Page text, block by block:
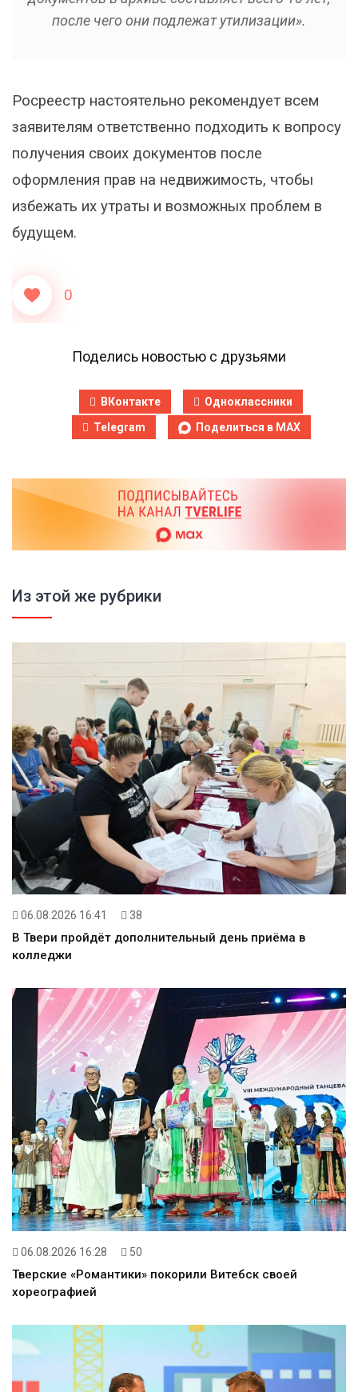
после чего они подлежат утилизации».
Росреестр настоятельно рекомендует всем
заявителям ответственно подходить к вопросу
получения своих документов после
оформления прав на недвижимость, чтобы
избежать их утраты и возможных проблем в
будущем.
0
Поделись новостью с друзьями
ВКонтакте
Одноклассники
Telegram
Поделиться в MAX
Из этой же рубрики
06.08.2026 16:41 38
В Твери пройдёт дополнительный день приёма в
колледжи
06.08.2026 16:28 50
Тверские «Романтики» покорили Витебск своей
хореографией